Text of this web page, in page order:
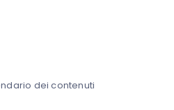
dei contenuti